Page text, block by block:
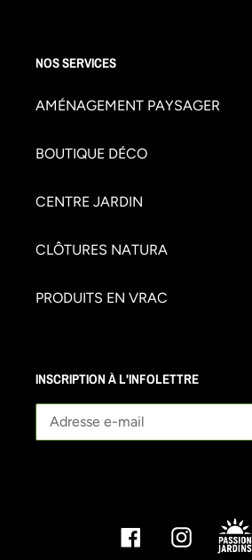
NOS SERVICES
AMÉNAGEMENT PAYSAGER
BOUTIQUE DÉCO
CENTRE JARDIN
CLÔTURES NATURA
PRODUITS EN VRAC
INSCRIPTION À L'INFOLETTRE
FacebookInstagram